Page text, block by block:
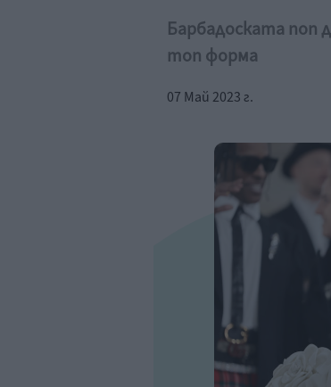
Барбадоската поп
топ форма
07 Май 2023 г.